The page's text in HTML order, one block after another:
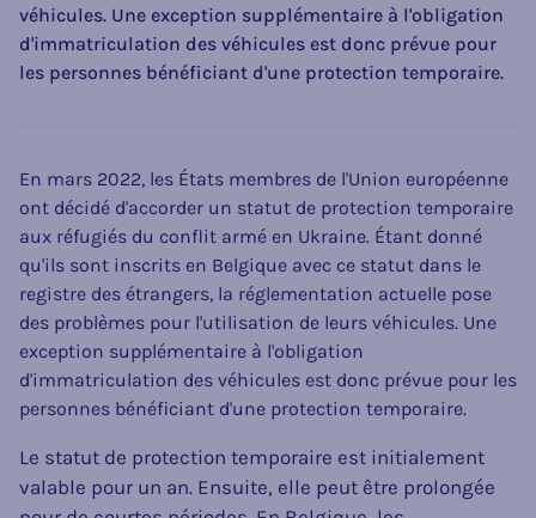
véhicules. Une exception supplémentaire à l'obligation
d'immatriculation des véhicules est donc prévue pour
les personnes bénéficiant d'une protection temporaire.
En mars 2022, les États membres de l'Union européenne
ont décidé d'accorder un statut de protection temporaire
aux réfugiés du conflit armé en Ukraine. Étant donné
qu'ils sont inscrits en Belgique avec ce statut dans le
registre des étrangers, la réglementation actuelle pose
des problèmes pour l'utilisation de leurs véhicules. Une
exception supplémentaire à l'obligation
d'immatriculation des véhicules est donc prévue pour les
personnes bénéficiant d'une protection temporaire.
Le statut de protection temporaire est initialement
valable pour un an. Ensuite, elle peut être prolongée